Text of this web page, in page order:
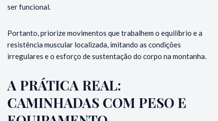
ser funcional.
Portanto, priorize movimentos que trabalhem o equilíbrio e a
resistência muscular localizada, imitando as condições
irregulares e o esforço de sustentação do corpo na montanha.
A PRÁTICA REAL:
CAMINHADAS COM PESO E